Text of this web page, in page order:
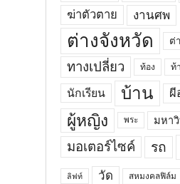
ฆ่าตัวตาย
งานศพ
ต่างจังหวัด ต่
ทางเปลี่ยว
ท้อง ท้
นักเรียน บ้าน ผี
ผู้หญิง พระ มหา
มอเตอร์ไซค์ รถ
ลิฟท์ วัด สหมงคลฟิล์ม